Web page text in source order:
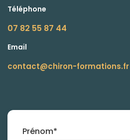
Téléphone
07 82 55 87 44
Email
contact@chiron-formations.fr
Prénom*